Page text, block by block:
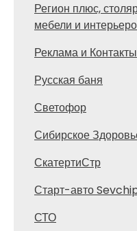
Регион плюс,
мебели и
Реклама и Контакты
Русская баня
Светофор
Сибирское
СкатертиСтр
Старт-авто
СТО